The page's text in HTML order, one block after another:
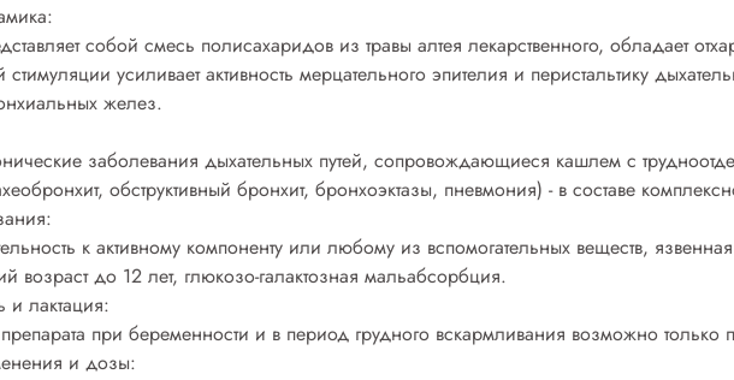
собой смесь полисахаридов из травы алтея лекарственного, обладает
стимуляции усиливает активность мерцательного эпителия и перистальтику
желез.
заболевания дыхательных путей, сопровождающиеся кашлем с
обструктивный бронхит, бронхоэктазы, пневмония) - в составе
к активному компоненту или любому из вспомогательных веществ,
возраст до 12 лет, глюкозо-галактозная мальабсорбция.
и лактация:
при беременности и в период грудного вскармливания возможно только
и дозы: